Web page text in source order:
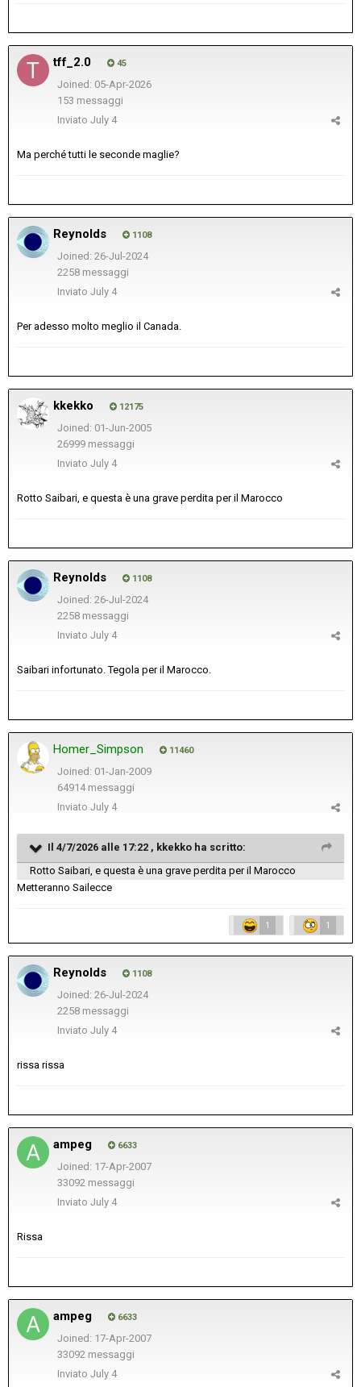
tff_2.0 45
Joined: 05-Apr-2026
153 messaggi
Inviato July 4
Ma perché tutti le seconde maglie?
Reynolds 1108
Joined: 26-Jul-2024
2258 messaggi
Inviato July 4
Per adesso molto meglio il Canada.
kkekko 12175
Joined: 01-Jun-2005
26999 messaggi
Inviato July 4
Rotto Saibari, e questa è una grave perdita per il Marocco
Reynolds 1108
Joined: 26-Jul-2024
2258 messaggi
Inviato July 4
Saibari infortunato. Tegola per il Marocco.
Homer_Simpson 11460
Joined: 01-Jan-2009
64914 messaggi
Inviato July 4
Il 4/7/2026 alle 17:22 , kkekko ha scritto:
Rotto Saibari, e questa è una grave perdita per il Marocco
Metteranno Sailecce
1 1
Reynolds 1108
Joined: 26-Jul-2024
2258 messaggi
Inviato July 4
rissa rissa
ampeg 6633
Joined: 17-Apr-2007
33092 messaggi
Inviato July 4
Rissa
ampeg 6633
Joined: 17-Apr-2007
33092 messaggi
Inviato July 4